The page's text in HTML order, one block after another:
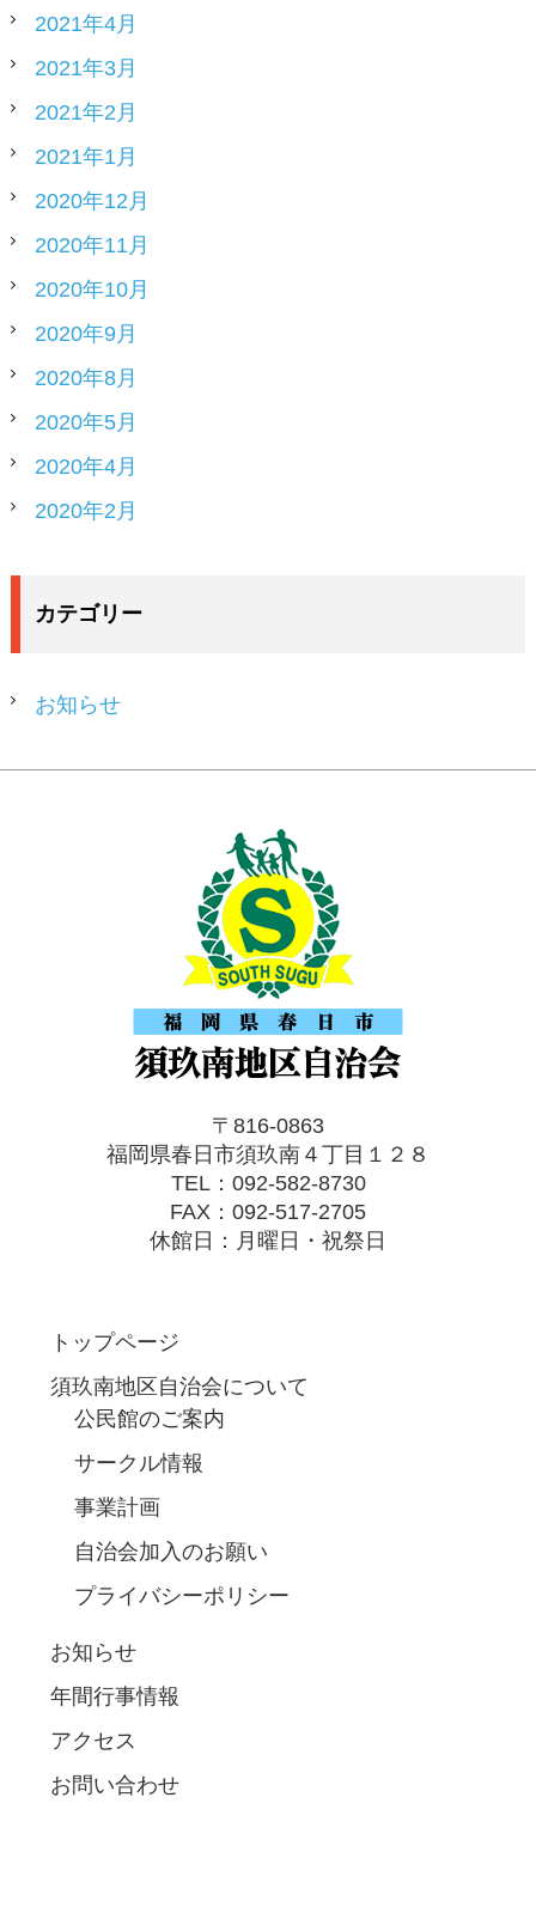
2021年4月
2021年3月
2021年2月
2021年1月
2020年12月
2020年11月
2020年10月
2020年9月
2020年8月
2020年5月
2020年4月
2020年2月
カテゴリー
お知らせ
〒816-0863
福岡県春日市須玖南４丁目１２８
TEL：092-582-8730
FAX：092-517-2705
休館日：月曜日・祝祭日
トップページ
須玖南地区自治会について
公民館のご案内
サークル情報
事業計画
自治会加入のお願い
プライバシーポリシー
お知らせ
年間行事情報
アクセス
お問い合わせ